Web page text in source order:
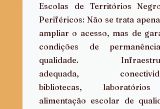
Escolas de Territórios
Periféricos: Não se trata
ampliar o acesso, mas de
condições de
qualidade.
adequada,
bibliotecas,
alimentação escolar de